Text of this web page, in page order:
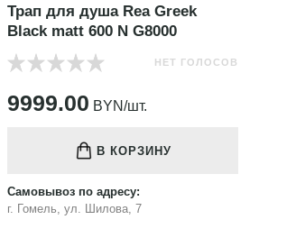
Трап для душа Rea Greek
Black matt 600 N G8000
НЕТ ГОЛОСОВ
9999.00 BYN/шт.
В КОРЗИНУ
Самовывоз по адресу:
г. Гомель, ул. Шилова, 7